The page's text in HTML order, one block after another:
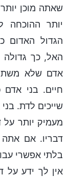
שאתה מוכן
יותר ההוכחה
הגדול האדום
האל, כך גדולה
אדם שלא
חיים. בני
שייכים לדת.
מעמיק יותר
דבריו. אם
בלתי אפשרי
אין לך ידע על